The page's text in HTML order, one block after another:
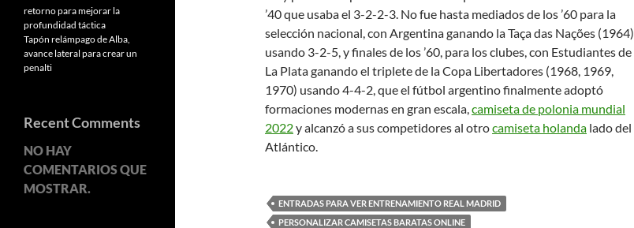
’40 que usaba el 3-2-2-3. No fue hasta mediados de los ’60 para la
selección nacional, con Argentina ganando la Taça das Nações (1964)
usando 3-2-5, y finales de los ’60, para los clubes, con Estudiantes de
La Plata ganando el triplete de la Copa Libertadores (1968, 1969,
1970) usando 4-4-2, que el fútbol argentino finalmente adoptó
formaciones modernas en gran escala,camiseta de polonia mundial
2022y alcanzó a sus competidores al otrocamiseta holanda lado del
Atlántico.
ENTRADAS PARA VER ENTRENAMIENTO REAL MADRID
PERSONALIZAR CAMISETAS BARATAS ONLINE
retorno para mejorar la
profundidad táctica
Tapón relámpago de Alba,
avance lateral para crear un
penalti
Recent Comments
NO HAY
COMENTARIOS QUE
MOSTRAR.